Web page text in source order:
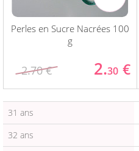
Perles en Sucre Nacrées 100
g
2.70 € 2.30 €
31 ans
32 ans